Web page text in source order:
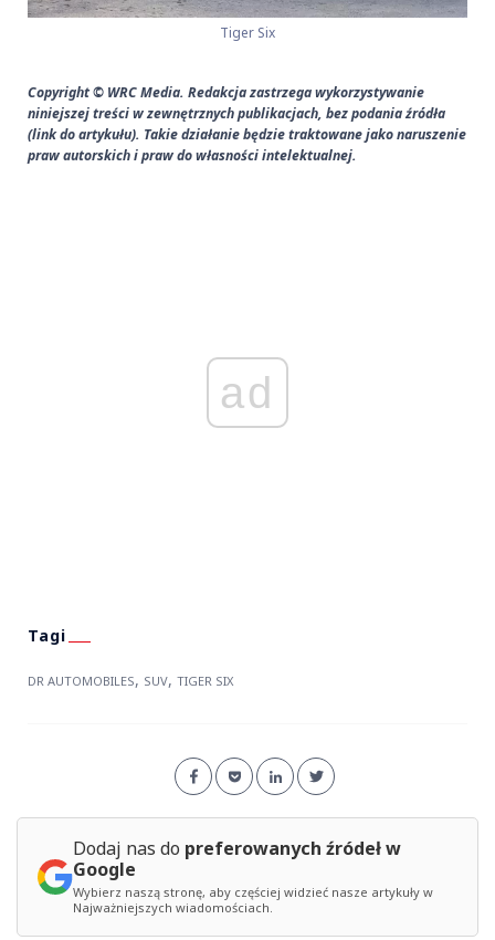
Tiger Six
Copyright © WRC Media. Redakcja zastrzega wykorzystywanie
niniejszej treści w zewnętrznych publikacjach, bez podania źródła
(link do artykułu). Takie działanie będzie traktowane jako naruszenie
praw autorskich i praw do własności intelektualnej.
ad
DR AUTOMOBILES, SUV, TIGER SIX
Dodaj nas do preferowanych źródeł w
Google
Wybierz naszą stronę, aby częściej widzieć nasze artykuły w
Najważniejszych wiadomościach.